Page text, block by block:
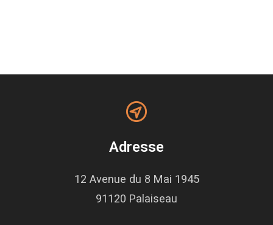
Adresse
12 Avenue du 8 Mai 1945
91120 Palaiseau